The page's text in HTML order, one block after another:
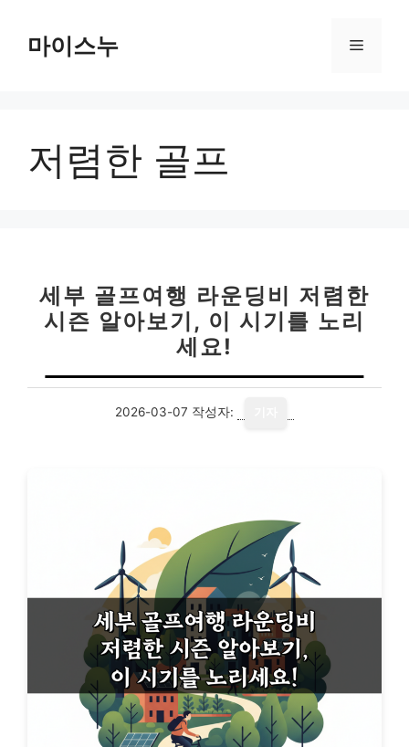
마이스누 메
저렴한 골프
세부 골프여행 라운딩비 저렴한
시즌 알아보기, 이 시기를 노리
세요!
2026-03-07 작성자: